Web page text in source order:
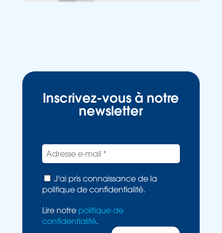
Inscrivez-vous à notre
newsletter
J'ai pris connaissance de la
politique de confidentialité.
Lire notre politique de
confidentialité.